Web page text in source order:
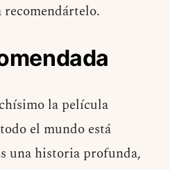
la película
el mundo está
una historia profunda,